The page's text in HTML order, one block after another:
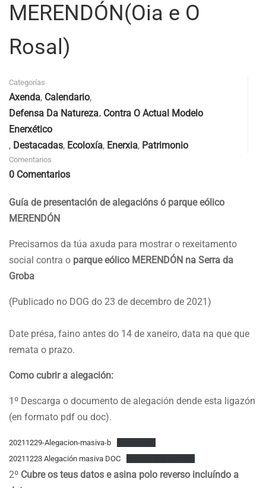
MERENDÓN(Oia e O
Rosal)
Categorías
Axenda, Calendario,
Defensa Da Natureza. Contra O Actual Modelo
Enerxético
, Destacadas, Ecoloxía, Enerxia, Patrimonio
Comentarios
0 Comentarios
Guía de presentación de alegacións ó parque eólico
MERENDÓN
Precisamos da túa axuda para mostrar o rexeitamento
social contra o parque eólico MERENDÓN na Serra da
Groba
(Publicado no DOG do 23 de decembro de 2021)
Date présa, faino antes do 14 de xaneiro, data na que que
remata o prazo.
Como cubrir a alegación:
1º Descarga o documento de alegación dende esta ligazón
(en formato pdf ou doc).
20211229-Alegacion-masiva-b
20211223 Alegación masiva DOC
2º Cubre os teus datos e asina polo reverso incluíndo a